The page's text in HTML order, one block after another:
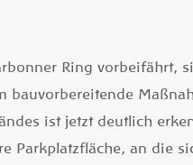
Ring vorbeifährt,
bauvorbereitende
ist jetzt deutlich
Parkplatzfläche, an die